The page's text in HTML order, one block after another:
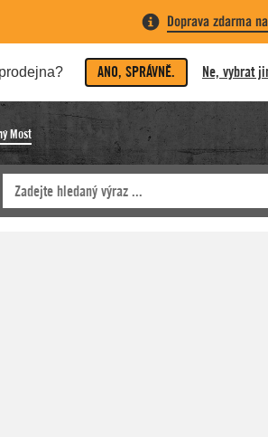
Doprava zdarma
ANO, SPRÁVNĚ. Ne, vybrat
Most